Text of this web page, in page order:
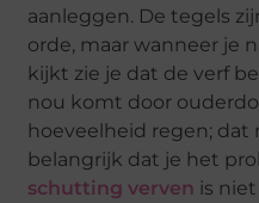
aanleggen. De tegels
orde, maar wanneer je
kijkt zie je dat de verf
nou komt door
hoeveelheid regen; dat
belangrijk dat je het
schutting verven is